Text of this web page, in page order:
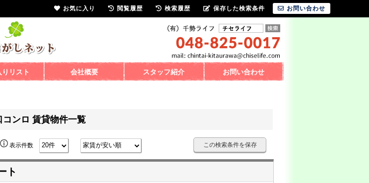
リスト 会社概要 スタッフ紹介 お問い合わせ
ンロ 賃貸物件一覧
表示件数 この検索条件を保存
ト
お気に入り 閲覧履歴 検索履歴 保存した検索条件 お問い合わせ